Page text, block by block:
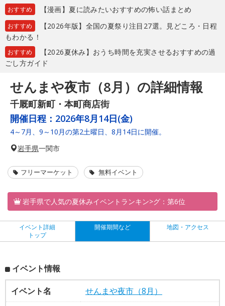
おすすめ 【漫画】夏に読みたいおすすめの怖い話まとめ
おすすめ
【2026年版】全国の夏祭り注目27選。見どころ・日程
もわかる！
おすすめ
【2026夏休み】おうち時間を充実させるおすすめの過
ごし方ガイド
せんまや夜市（8月）の詳細情報
千厩町新町・本町商店街
開催日程： 2026年8月14日(金)
4～7月、9～10月の第2土曜日、8月14日に開催。
岩手県一関市
フリーマーケット 無料イベント
岩手県で人気の夏休みイベントランキン>グ：第6位
イベント詳細
トップ
開催期間など 地図・アクセス
イベント情報
イベント名
せんまや夜市（8月）